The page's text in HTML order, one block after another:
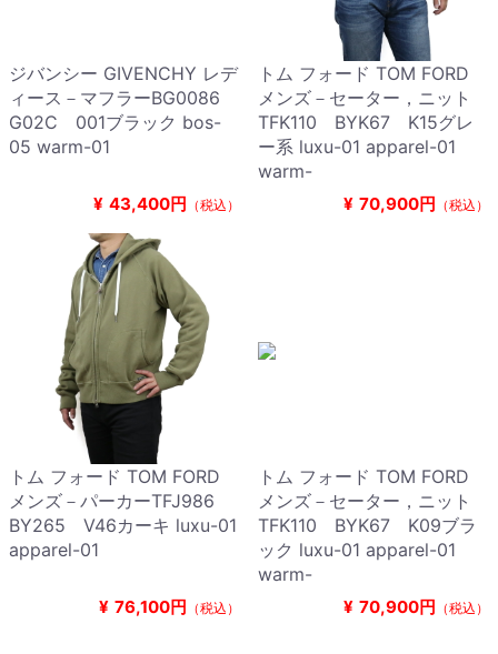
ジバンシー GIVENCHY レデ
ィース－マフラーBG0086
G02C 001ブラック bos-
05 warm-01
¥ 43,400円 （税込）
トム フォード TOM FORD
メンズ－セーター，ニット
TFK110 BYK67 K15グレ
ー系 luxu-01 apparel-01
warm-
¥ 70,900円 （税込）
トム フォード TOM FORD
メンズ－パーカーTFJ986
BY265 V46カーキ luxu-01
apparel-01
¥ 76,100円 （税込）
トム フォード TOM FORD
メンズ－セーター，ニット
TFK110 BYK67 K09ブラ
ック luxu-01 apparel-01
warm-
¥ 70,900円 （税込）